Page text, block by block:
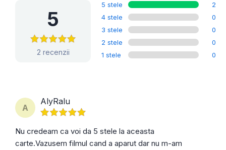
5
2 recenzii
5 stele
2
4 stele
0
3 stele
0
2 stele
0
1 stele
0
A
AlyRalu
Nu credeam ca voi da 5 stele la aceasta
carte.Vazusem filmul cand a aparut dar nu m-am